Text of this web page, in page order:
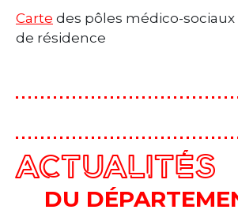
Carte des pôles médico-sociaux
de résidence
ACTUALITÉS
DU